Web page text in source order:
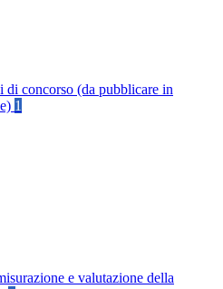
di concorso (da pubblicare in
1
e valutazione della